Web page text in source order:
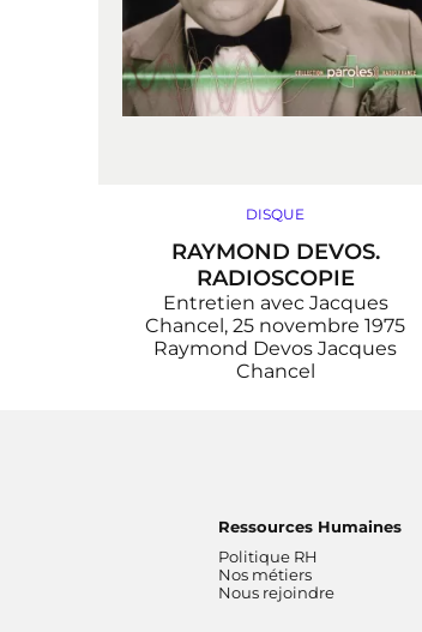
DISQUE
RAYMOND DEVOS.
RADIOSCOPIE
Entretien avec Jacques
Chancel, 25 novembre 1975
Raymond Devos Jacques
Chancel
Ressources Humaines
Politique RH
Nos métiers
Nous rejoindre